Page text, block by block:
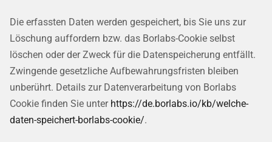
Die erfassten Daten werden gespeichert, bis Sie uns zur
Löschung auffordern bzw. das Borlabs-Cookie selbst
löschen oder der Zweck für die Datenspeicherung entfällt.
Zwingende gesetzliche Aufbewahrungsfristen bleiben
unberührt. Details zur Datenverarbeitung von Borlabs
Cookie finden Sie unter https://de.borlabs.io/kb/welche-
daten-speichert-borlabs-cookie/.